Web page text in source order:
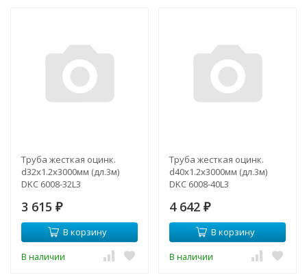
Труба жесткая оцинк.
d32х1.2х3000мм (дл.3м)
DKC 6008-32L3
3 615 ₽
В корзину
В наличии
Труба жесткая оцинк.
d40х1.2х3000мм (дл.3м)
DKC 6008-40L3
4 642 ₽
В корзину
В наличии